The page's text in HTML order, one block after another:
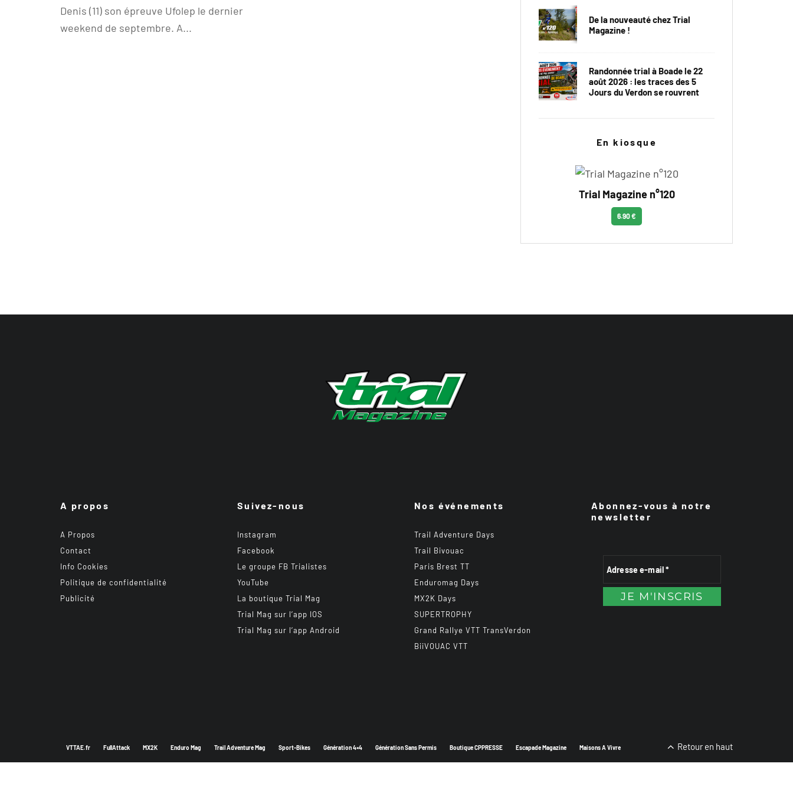
Denis (11) son épreuve Ufolep le dernier
weekend de septembre. A...
De la nouveauté chez Trial
Magazine !
Randonnée trial à Boade le 22
août 2026 : les traces des 5
Jours du Verdon se rouvrent
En kiosque
Trial Magazine n°120
6.90 €
A propos
A Propos
Contact
Info Cookies
Politique de confidentialité
Publicité
Suivez-nous
Instagram
Facebook
Le groupe FB Trialistes
YouTube
La boutique Trial Mag
Trial Mag sur l’app IOS
Trial Mag sur l’app Android
Nos événements
Trail Adventure Days
Trail Bivouac
Paris Brest TT
Enduromag Days
MX2K Days
SUPERTROPHY
Grand Rallye VTT TransVerdon
BiiVOUAC VTT
Abonnez-vous à notre
newsletter
VTTAE.fr FullAttack MX2K Enduro Mag Trail Adventure Mag Sport-Bikes Génération 4×4 Génération Sans Permis Boutique CPPRESSE Escapade Magazine Maisons A Vivre Retour en haut